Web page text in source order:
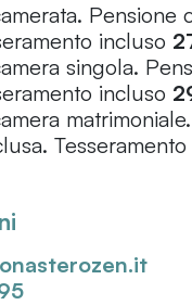
Pensione
incluso
singola.
incluso